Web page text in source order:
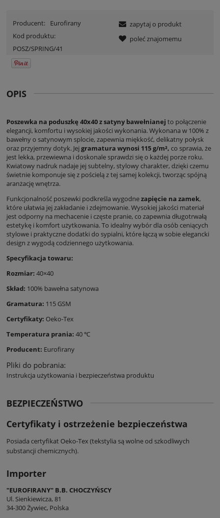
Producent:
Eurofirany
Kod produktu:
POSZ/SPRING/41
zapytaj o produkt
poleć znajomemu
OPIS
Poszewka na poduszkę 40x40 z satyny bawełnianej to połączenie
elegancji, komfortu i wysokiej jakości wykonania. Wykonana w 100% z
bawełny o satynowym splocie, zapewnia miękkość, delikatny połysk
oraz przyjemny dotyk. Jej gramatura wynosi 115 g/m², co sprawia, że
jest lekka, przewiewna i doskonale sprawdzi się o każdej porze roku.
Kwiatowy nadruk nadaje jej subtelny, stylowy charakter, dzięki czemu
świetnie komponuje się z pościelą z tej samej kolekcji, tworząc spójną
aranżację wnętrza.
Funkcjonalność poszewki podkreśla wygodnezapięcie na zamek,
które ułatwia jej zakładanie i zdejmowanie. Wysokiej jakości materiał
jest odporny na mechacenie i częste pranie, co zapewnia długotrwałą
estetykę i komfort użytkowania. To idealny wybór dla osób ceniących
stylowe i praktyczne dodatki do sypialni, które łączą w sobie elegancki
design z wygodą codziennego użytkowania.
Specyfikacja towaru:
Rozmiar: 40×40
Skład: 100% bawełna satynowa
Gramatura: 115 GSM
Certyfikaty: Oeko-Tex
Temperatura prania: 40 ℃
Producent: Eurofirany
Pliki do pobrania:
Instrukcja użytkowania i bezpieczeństwa produktu
BEZPIECZEŃSTWO
Certyfikaty i ostrzeżenie bezpieczeństwa
Posiada certyfikat Oeko-Tex (tekstylia są wolne od szkodliwych
substancji chemicznych).
Importer
"EUROFIRANY" B.B. CHOCZYŃSCY
Ul. Sienkiewicza, 81
34-300 Żywiec, Polska